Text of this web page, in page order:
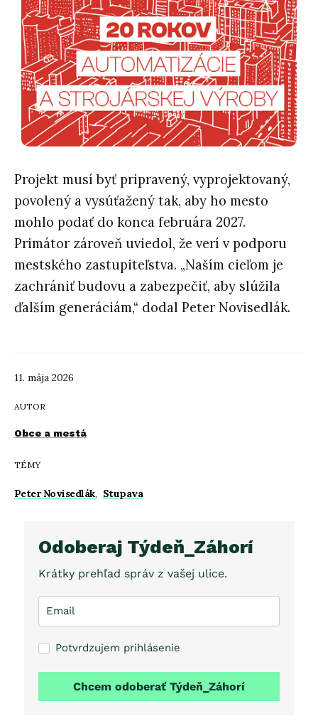
11. mája 2026
AUTOR
Obce a mestá
TÉMY
Peter Novisedlák, Stupava
Projekt musí byť pripravený, vyprojektovaný,
povolený a vysúťažený tak, aby ho mesto
mohlo podať do konca februára 2027.
Primátor zároveň uviedol, že verí v podporu
mestského zastupiteľstva. „Naším cieľom je
zachrániť budovu a zabezpečiť, aby slúžila
ďalším generáciám,“ dodal Peter Novisedlák.
Odoberaj Týdeň_Záhorí
Krátky prehľad správ z vašej ulice.
Potvrdzujem prihlásenie
Chcem odoberať Týdeň_Záhorí